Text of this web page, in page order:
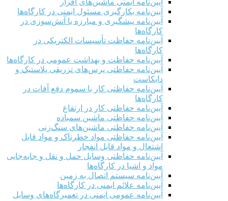
آیین‌نامه بکارگیری مسئول ایمنی در کارگاه‌ها
آیین‌نامه پیشگیری و مبارزه با آتش‌سوزی در
کارگاه‌ها
آیین‌نامه حفاظت تأسیسات الکتریکی در
کارگاه‌ها
آیین‌نامه حفاظت و بهداشت عمومی در کارگاه‌ها
آیین‌نامه حفاظتی پرس‌های تزریقی پلاستیک و
دایکاست
آیین‌نامه حفاظتی کار با سموم دفع آفات در
کارگاه‌ها
آیین‌نامه حفاظتی کار در ارتفاع
آیین‌نامه حفاظتی ماشین سمباده
آیین‌نامه حفاظتی ماشین‌های سنگ‌زنی
آیین‌نامه حفاظتی مواد خطرناک و مواد قابل
اشتعال و مواد قابل انفجار
آیین‌نامه حفاظتی وسایل حمل و نقل و جابه‌جایی
مواد و اشیا در کارگاه‌ها
آیین‌نامه سیستم اتصال به زمین
آیین‌نامه علائم ایمنی در کارگاه‌ها
آیین‌نامه عمومی ایمنی در تعمیرگاه‌های وسایل